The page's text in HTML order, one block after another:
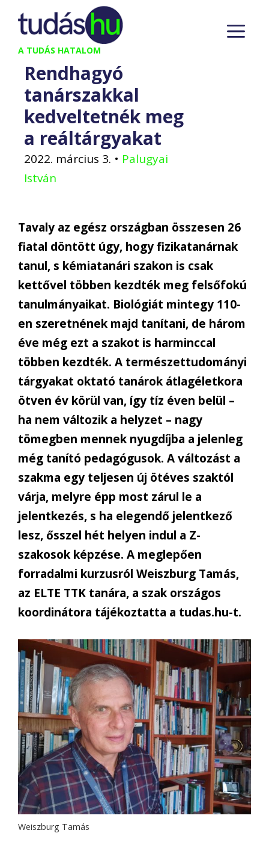
Kilépés
tartalomba
A TUDÁS HATALOM
Rendhagyó
tanárszakkal
kedveltetnék meg
a reáltárgyakat
2022. március 3. • Palugyai
István
Tavaly az egész országban összesen 26
fiatal döntött úgy, hogy fizikatanárnak
tanul, s kémiatanári szakon is csak
kettővel többen kezdték meg felsőfokú
tanulmányaikat. Biológiát mintegy 110-
en szeretnének majd tanítani, de három
éve még ezt a szakot is harminccal
többen kezdték. A természettudományi
tárgyakat oktató tanárok átlagéletkora
ötven év körül van, így tíz éven belül –
ha nem változik a helyzet – nagy
tömegben mennek nyugdíjba a jelenleg
még tanító pedagógusok. A változást a
szakma egy teljesen új ötéves szaktól
várja, melyre épp most zárul le a
jelentkezés, s ha elegendő jelentkező
lesz, ősszel hét helyen indul a Z-
szakosok képzése. A meglepően
forradalmi kurzusról Weiszburg Tamás,
az ELTE TTK tanára, a szak országos
koordinátora tájékoztatta a tudas.hu-t.
Weiszburg Tamás